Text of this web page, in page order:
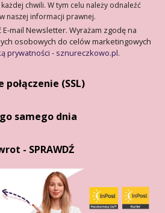
chwili. W tym celu należy odnaleźć
naszej informacji prawnej.
E-mail Newsletter. Wyrażam zgodę na
osobowych do celów marketingowych
prywatności - sznureczkowo.pl.
(SSL)
samego dnia
- SPRAWDŹ